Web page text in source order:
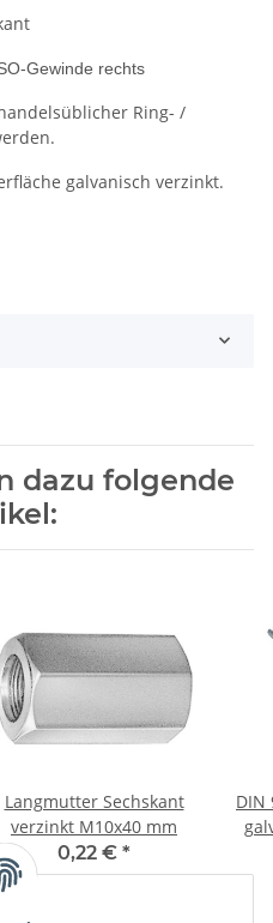
Gewinde rechts
Ring- /
galvanisch verzinkt.
dazu folgende
Langmutter Sechskant
verzinkt M10x40 mm
0,22 € *
DIN